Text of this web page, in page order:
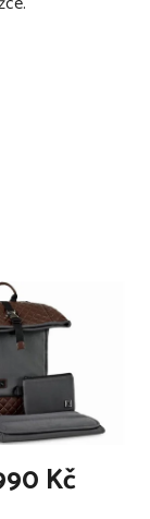
co jej již není
autosedačky
materiálů lze
Kč